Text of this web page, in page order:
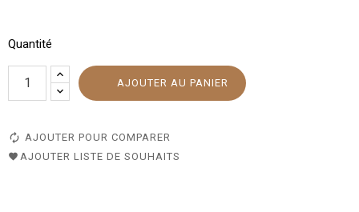
Quantité
AJOUTER AU PANIER
AJOUTER POUR COMPARER
AJOUTER LISTE DE SOUHAITS